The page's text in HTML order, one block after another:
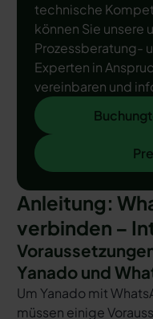
technische
können Sie unsere
Prozessberatung-
Experten in
vereinbaren und
Buchungtermin
Preise ansehen
Anleitung:
verbinden –
Yanado und
Um Yanado mit
müssen einige